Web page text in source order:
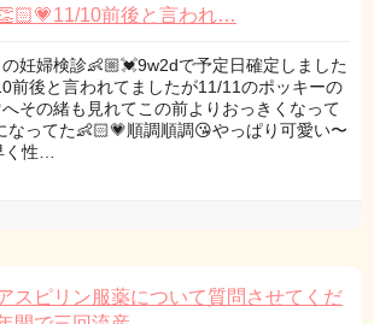
10前後と言われ…
妊婦検診👶🏼💓9w2dで予定日確定しました
前後と言われてましたが11/11のポッキーの
その緒も見れてこの前よりおっきくなって
なってた👶🏻💗順調順調😘やっぱり可愛い〜
性…
スピリン服薬について質問させてくだ